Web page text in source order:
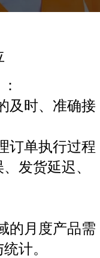
及时、准确接
单执行过程
发货延迟、
的月度产品需
计。